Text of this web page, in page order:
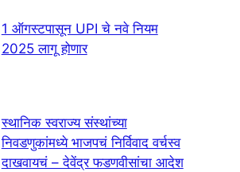
1 ऑगस्टपासून UPI चे नवे नियम
2025 लागू होणार
स्थानिक स्वराज्य संस्थांच्या
निवडणुकांमध्ये भाजपचं निर्विवाद वर्चस्व
दाखवायचं – देवेंद्र फडणवीसांचा आदेश